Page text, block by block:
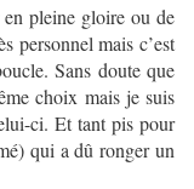
en pleine gloire ou de
personnel mais c’est
Sans doute que
choix mais je suis
ci. Et tant pis pour
qui a dû ronger un